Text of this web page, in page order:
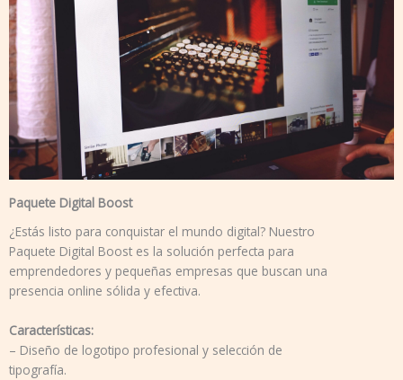
Paquete Digital Boost
¿Estás listo para conquistar el mundo digital? Nuestro
Paquete Digital Boost es la solución perfecta para
emprendedores y pequeñas empresas que buscan una
presencia online sólida y efectiva.
Características:
– Diseño de logotipo profesional y selección de
tipografía.